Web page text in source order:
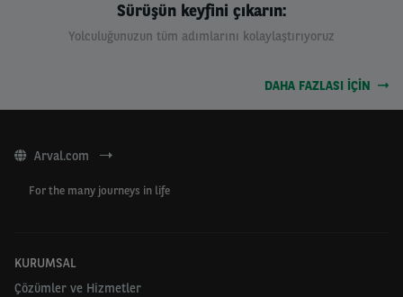
Sürüşün keyfini çıkarın:
Yolculuğunuzun tüm adımlarını kolaylaştırıyoruz
DAHA FAZLASI IÇIN
Arval.com
For the many journeys in life
KURUMSAL
Çözümler ve Hizmetler